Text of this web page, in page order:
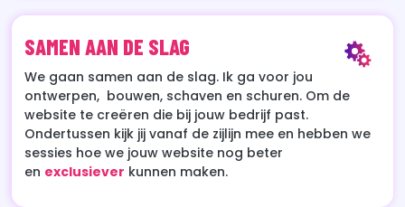
SAMEN AAN DE SLAG
We gaan samen aan de slag. Ik ga voor jou
ontwerpen, bouwen, schaven en schuren. Om de
website te creëren die bij jouw bedrijf past.
Ondertussen kijk jij vanaf de zijlijn mee en hebben we
sessies hoe we jouw website nog beter
en exclusiever kunnen maken.